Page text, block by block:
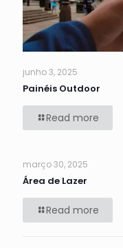
junho 3, 2025
Painéis Outdoor
Read more
março 30, 2025
Área de Lazer
Read more